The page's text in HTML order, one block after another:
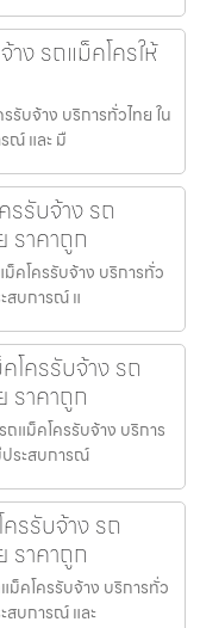
าง รถแม็คโครให้
รับจ้าง บริการทั่วไทย ใน
ณ์ และ มื
รรับจ้าง รถ
ราคาถูก
ม็คโครรับจ้าง บริการทั่ว
สบการณ์ แ
โครรับจ้าง รถ
ราคาถูก
ถแม็คโครรับจ้าง บริการ
ระสบการณ์
รรับจ้าง รถ
ราคาถูก
ม็คโครรับจ้าง บริการทั่ว
สบการณ์ และ